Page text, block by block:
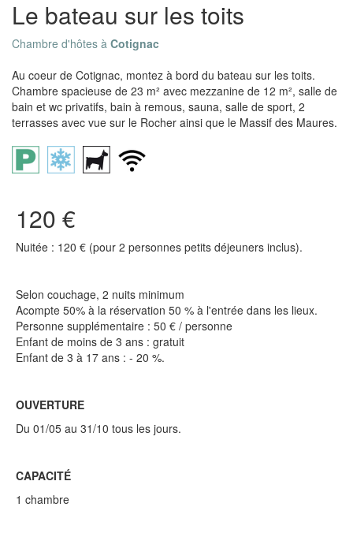
Le bateau sur les toits
Chambre d'hôtes à Cotignac
Au coeur de Cotignac, montez à bord du bateau sur les toits.
Chambre spacieuse de 23 m² avec mezzanine de 12 m², salle de
bain et wc privatifs, bain à remous, sauna, salle de sport, 2
terrasses avec vue sur le Rocher ainsi que le Massif des Maures.
120 €
Nuitée : 120 € (pour 2 personnes petits déjeuners inclus).
Selon couchage, 2 nuits minimum
Acompte 50% à la réservation 50 % à l'entrée dans les lieux.
Personne supplémentaire : 50 € / personne
Enfant de moins de 3 ans : gratuit
Enfant de 3 à 17 ans : - 20 %.
OUVERTURE
Du 01/05 au 31/10 tous les jours.
CAPACITÉ
1 chambre